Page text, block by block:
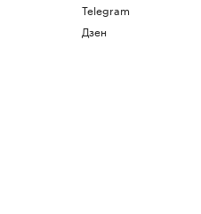
Telegram
Дзен